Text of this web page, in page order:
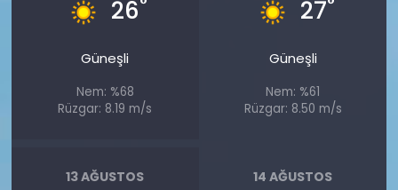
26
Güneşli
Nem: %68
Rüzgar: 8.19 m/s
27
Güneşli
Nem: %61
Rüzgar: 8.50 m/s
13 AĞUSTOS 14 AĞUSTOS